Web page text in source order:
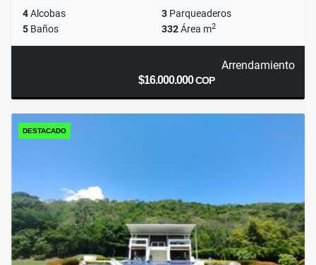
4Alcobas 3 Parqueaderos
5 Baños 332Área m2
Arrendamiento
$16.000.000COP
DESTACADO